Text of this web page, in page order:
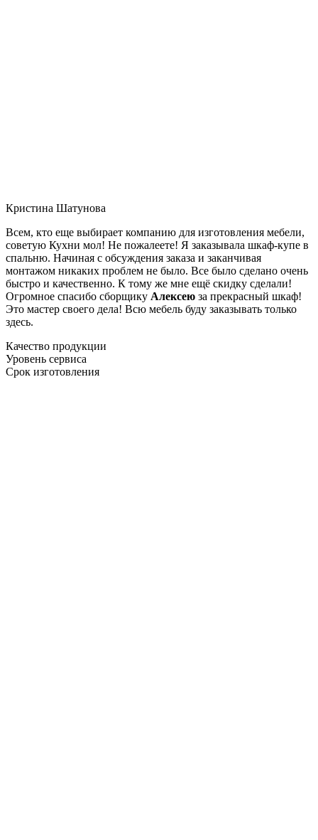
Кристина Шатунова
Всем, кто еще выбирает компанию для изготовления мебели,
советую Кухни мол! Не пожалеете! Я заказывала шкаф-купе в
спальню. Начиная с обсуждения заказа и заканчивая
монтажом никаких проблем не было. Все было сделано очень
быстро и качественно. К тому же мне ещё скидку сделали!
Огромное спасибо сборщику Алексею за прекрасный шкаф!
Это мастер своего дела! Всю мебель буду заказывать только
здесь.
Качество продукции
Уровень сервиса
Срок изготовления